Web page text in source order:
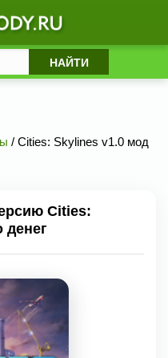
/ Cities: Skylines v1.0 мод
Cities:
денег